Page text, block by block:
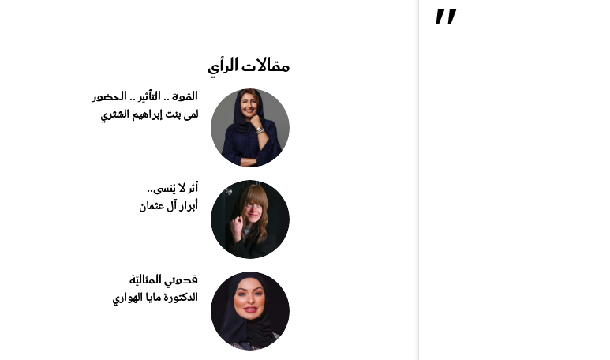
مقالات الرأي
القوة .. التأثير .. الحضور
لمى بنت إبراهيم الشثري
أثر لا يُنسى..
أبرار آل عثمان
قدوتي المثاليّة
الدكتورة مايا الهواري